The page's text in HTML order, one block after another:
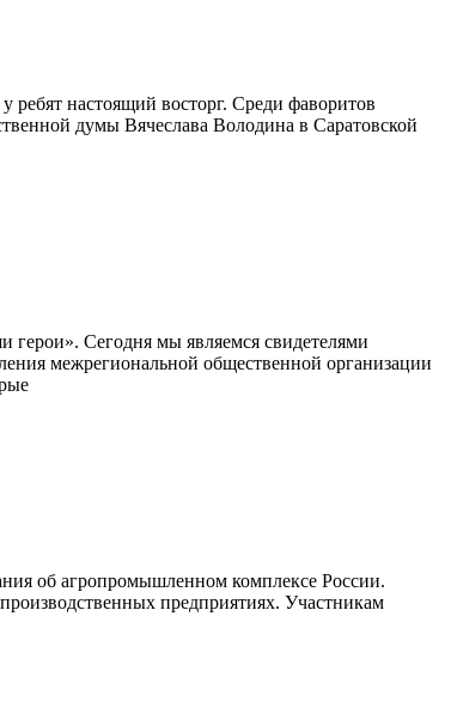
настоящий восторг. Среди фаворитов
думы Вячеслава Володина в Саратовской
Сегодня мы являемся свидетелями
межрегиональной общественной организации
об агропромышленном комплексе России.
предприятиях. Участникам